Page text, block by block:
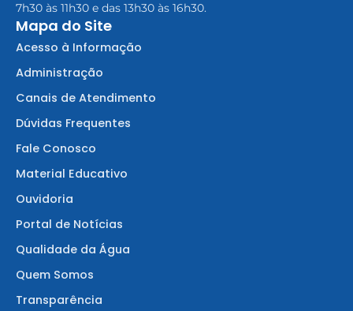
7h30 às 11h30 e das 13h30 às 16h30.
Mapa do Site
Acesso à Informação
Administração
Canais de Atendimento
Dúvidas Frequentes
Fale Conosco
Material Educativo
Ouvidoria
Portal de Notícias
Qualidade da Água
Quem Somos
Transparência